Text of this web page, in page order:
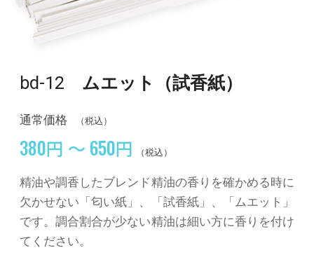
bd-12 ムエット（試香紙）
通常価格 （税込）
380円 ～ 650円 （税込）
精油や調香したブレンド精油の香りを確かめる時に
欠かせない「匂い紙」、「試香紙」、「ムエット」
です。調合割合が少ない精油は細い方に香りを付け
てください。